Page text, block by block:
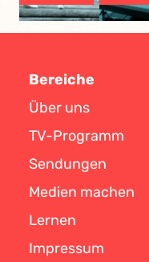
Bereiche
Über uns
TV-Programm
Sendungen
Medien machen
Lernen
Impressum